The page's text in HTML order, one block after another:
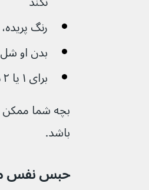
رنگ
بدن او
برای ۱ یا ۲ دقیقه غش کند
بچه شما ممکن
باشد.
حبس نفس